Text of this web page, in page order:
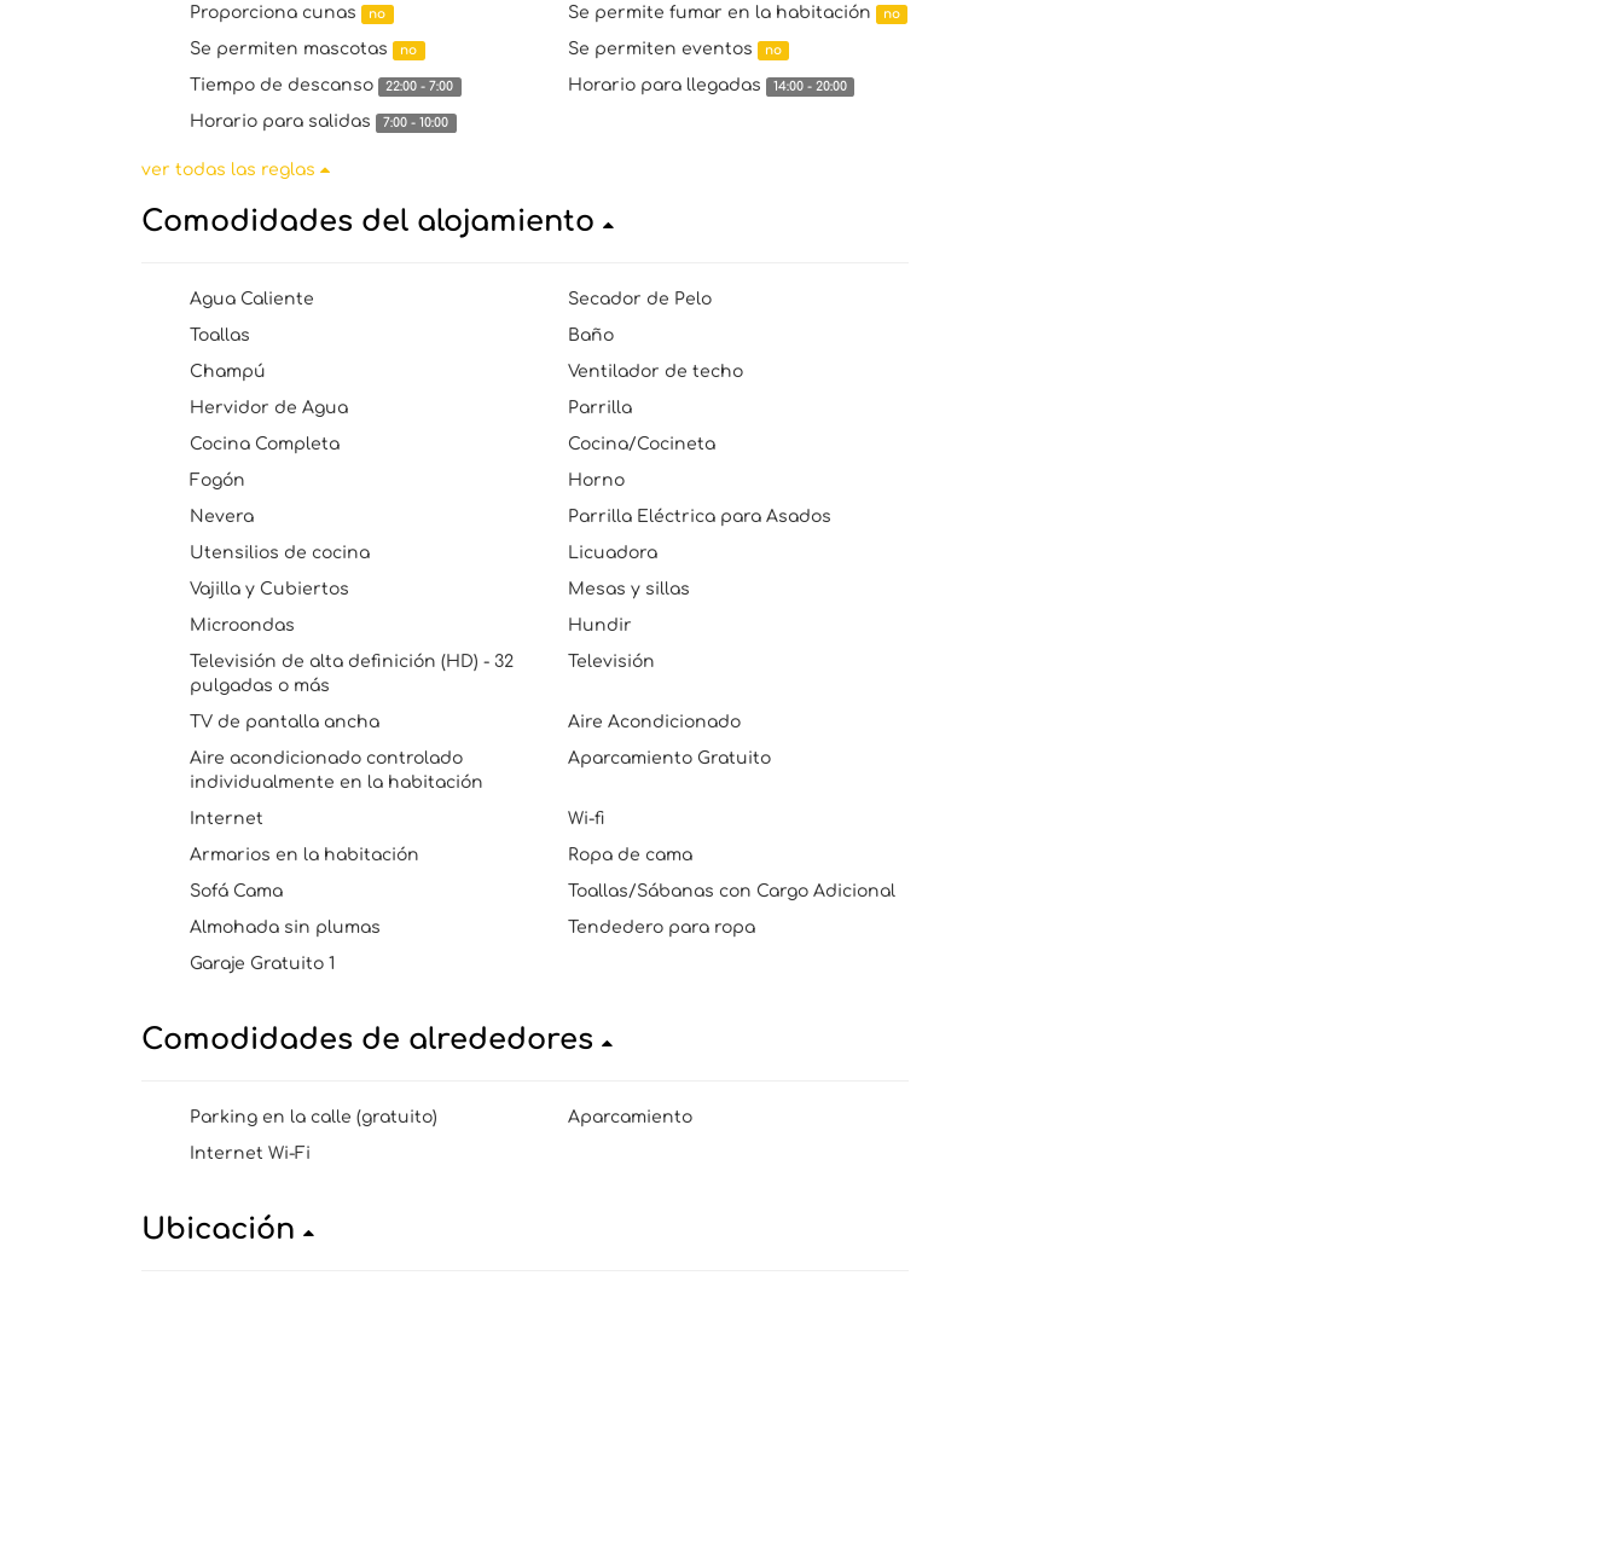
Proporciona cunas no Se permite fumar en la habitación no
Se permiten mascotas no Se permiten eventos no
Tiempo de descanso 22:00 - 7:00 Horario para llegadas 14:00 - 20:00
Horario para salidas 7:00 - 10:00
ver todas las reglas
Comodidades del alojamiento
Agua Caliente
Secador de Pelo
Toallas
Baño
Champú
Ventilador de techo
Hervidor de Agua
Parrilla
Cocina Completa
Cocina/Cocineta
Fogón
Horno
Nevera
Parrilla Eléctrica para Asados
Utensilios de cocina
Licuadora
Vajilla y Cubiertos
Mesas y sillas
Microondas
Hundir
Televisión de alta definición (HD) - 32
pulgadas o más
Televisión
TV de pantalla ancha
Aire Acondicionado
Aire acondicionado controlado
individualmente en la habitación
Aparcamiento Gratuito
Internet
Wi-fi
Armarios en la habitación
Ropa de cama
Sofá Cama
Toallas/Sábanas con Cargo Adicional
Almohada sin plumas
Tendedero para ropa
Garaje Gratuito 1
Comodidades de alrededores
Parking en la calle (gratuito)
Aparcamiento
Internet Wi-Fi
Ubicación